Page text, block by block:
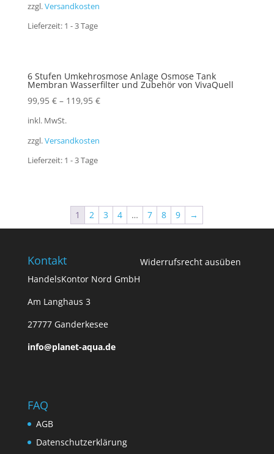
zzgl.Versandkosten
Lieferzeit: 1 - 3 Tage
6 Stufen Umkehrosmose Anlage Osmose Tank
Membran Wasserfilter und Zubehör von VivaQuell
99,95 €– 119,95 €
inkl. MwSt.
zzgl.Versandkosten
Lieferzeit: 1 - 3 Tage
1 2 3 4 … 7 8 9 →
Kontakt
HandelsKontor Nord GmbH
Am Langhaus 3
27777 Ganderkesee
info@planet-aqua.de
Widerrufsrecht ausüben
FAQ
AGB
Datenschutzerklärung